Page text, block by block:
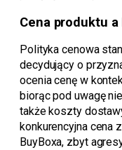
Cena produktu a
Polityka cenowa
decydujący o
ocenia cenę w
biorąc pod uwagę
także koszty
konkurencyjna cena
BuyBoxa, zbyt